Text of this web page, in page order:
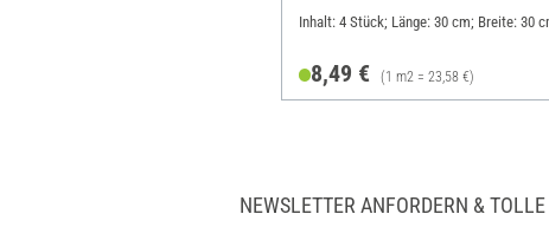
Inhalt: 4 Stück; Länge: 30 cm; Breite: 30
8,49 € (1 m2 = 23,58 €)
NEWSLETTER ANFORDERN &